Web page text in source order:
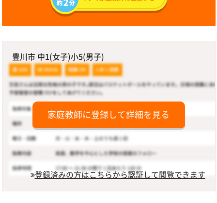
豊川市 中1(女子)小5(男子)
家庭教師に登録して詳細を見る
登録済みの方はこちらから認証して閲覧できます